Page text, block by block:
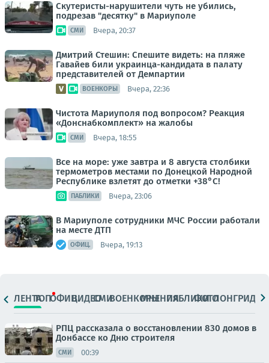
Скутеристы-нарушители чуть не убились,
подрезав "десятку" в Мариуполе
СМИ Вчера, 20:37
Дмитрий Стешин: Спешите видеть: на пляже
Гавайев били украинца-кандидата в палату
представителей от Демпартии
ВОЕНКОРЫ Вчера, 22:36
Чистота Мариуполя под вопросом? Реакция
«Донснабкомплект» на жалобы
СМИ Вчера, 18:55
Все на море: уже завтра и 8 августа столбики
термометров местами по Донецкой Народной
Республике взлетят до отметки +38°C!
ПАБЛИКИ Вчера, 23:06
В Мариуполе сотрудники МЧС России работали
на месте ДТП
ОФИЦ. Вчера, 19:13
ЛЕНТАТОПОФИЦ.ВИДЕОСМИВОЕНКОРЫМНЕНИЯПАБЛИКИ
ФОТОЛОНГРИДЫ
РПЦ рассказала о восстановлении 830 домов в
Донбассе ко Дню строителя
СМИ 00:39